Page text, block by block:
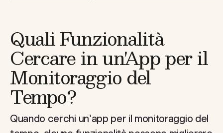
Quali Funzionalità
Cercare in un'App per il
Monitoraggio del
Tempo?
Quando cerchi un'app per il monitoraggio del